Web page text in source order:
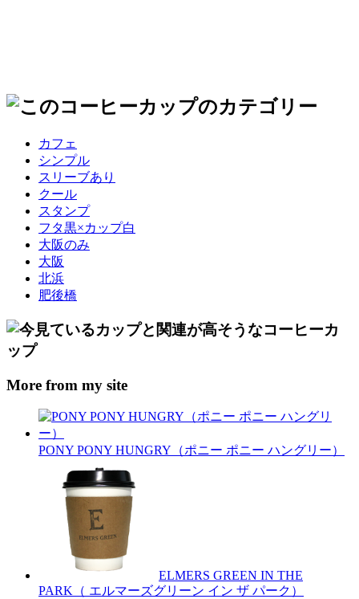
カフェ
シンプル
スリーブあり
クール
スタンプ
フタ黒×カップ白
大阪のみ
大阪
北浜
肥後橋
More from my site
PONY PONY HUNGRY（ポニー ポニー ハングリー）
ELMERS GREEN IN THE
PARK（ エルマーズグリーン イン ザ パーク）